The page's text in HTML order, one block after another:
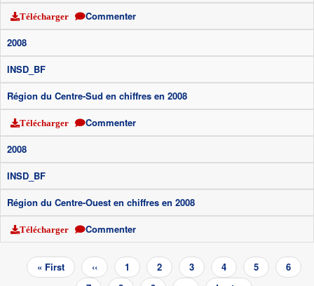
Télécharger
Commenter
2008
INSD_BF
Région du Centre-Sud en chiffres en 2008
Télécharger
Commenter
2008
INSD_BF
Région du Centre-Ouest en chiffres en 2008
Télécharger Commenter
Pagination
Première
page
« First
Page
précédente
‹‹ Page
1 Page
2 Page
3 Page
4 Page
5
Page
6